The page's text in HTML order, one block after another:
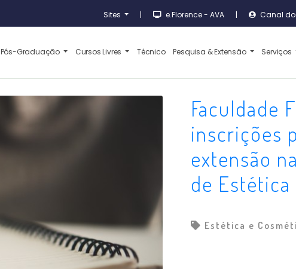
Sites | e.Florence - AVA | Canal
Pós-Graduação Cursos Livres Técnico Pesquisa & Extensão Serviços
Faculdade
inscrições
extensão
de Estética
Estética e